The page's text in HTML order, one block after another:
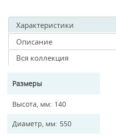
Характеристики
Описание
Вся коллекция
Размеры
Высота, мм 140
Диаметр, мм 550